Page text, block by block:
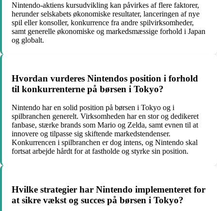
Nintendo-aktiens kursudvikling kan påvirkes af flere faktorer,
herunder selskabets økonomiske resultater, lanceringen af nye
spil eller konsoller, konkurrence fra andre spilvirksomheder,
samt generelle økonomiske og markedsmæssige forhold i Japan
og globalt.
Hvordan vurderes Nintendos position i forhold
til konkurrenterne på børsen i Tokyo?
Nintendo har en solid position på børsen i Tokyo og i
spilbranchen generelt. Virksomheden har en stor og dedikeret
fanbase, stærke brands som Mario og Zelda, samt evnen til at
innovere og tilpasse sig skiftende markedstendenser.
Konkurrencen i spilbranchen er dog intens, og Nintendo skal
fortsat arbejde hårdt for at fastholde og styrke sin position.
Hvilke strategier har Nintendo implementeret for
at sikre vækst og succes på børsen i Tokyo?